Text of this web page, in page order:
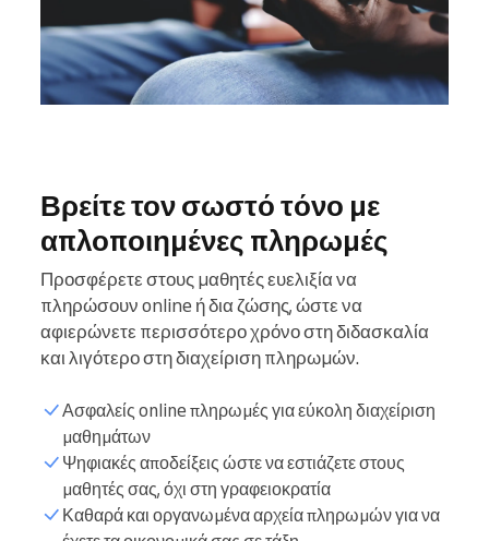
Βρείτε τον σωστό τόνο με
απλοποιημένες πληρωμές
Προσφέρετε στους μαθητές ευελιξία να
πληρώσουν online ή δια ζώσης, ώστε να
αφιερώνετε περισσότερο χρόνο στη διδασκαλία
και λιγότερο στη διαχείριση πληρωμών.
Ασφαλείς online πληρωμές για εύκολη διαχείριση
μαθημάτων
Ψηφιακές αποδείξεις ώστε να εστιάζετε στους
μαθητές σας, όχι στη γραφειοκρατία
Καθαρά και οργανωμένα αρχεία πληρωμών για να